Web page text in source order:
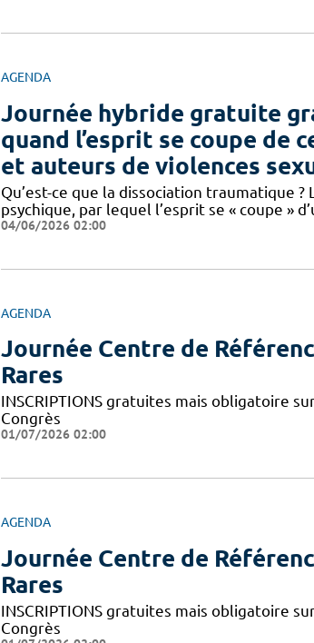
AGENDA
Journée hybride gratuite
quand l’esprit se coupe de
et auteurs de violences
Qu’est-ce que la dissociation traumatique
psychique, par lequel l’esprit se « coupe »
04/06/2026 02:00
AGENDA
Journée Centre de
Rares
INSCRIPTIONS gratuites mais obligatoire
Congrès
01/07/2026 02:00
AGENDA
Journée Centre de
Rares
INSCRIPTIONS gratuites mais obligatoire
Congrès